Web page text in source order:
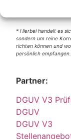
* Hierbei handelt es
sondern um reine
richten können und
persönlich empfangen.
Partner:
DGUV V3
DGUV
DGUV V3